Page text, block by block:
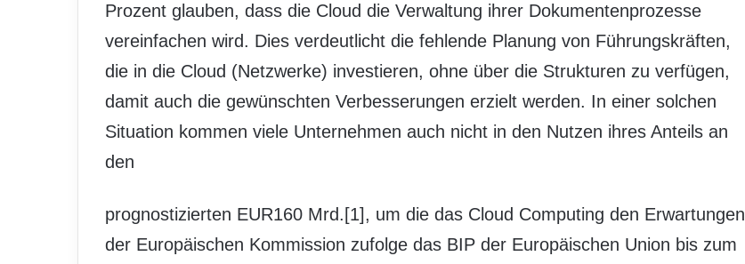
Prozent glauben, dass die Cloud die Verwaltung ihrer Dokumentenprozesse
vereinfachen wird. Dies verdeutlicht die fehlende Planung von Führungskräften,
die in die Cloud (Netzwerke) investieren, ohne über die Strukturen zu verfügen,
damit auch die gewünschten Verbesserungen erzielt werden. In einer solchen
Situation kommen viele Unternehmen auch nicht in den Nutzen ihres Anteils an
den
prognostizierten EUR160 Mrd.[1], um die das Cloud Computing den Erwartungen
der Europäischen Kommission zufolge das BIP der Europäischen Union bis zum